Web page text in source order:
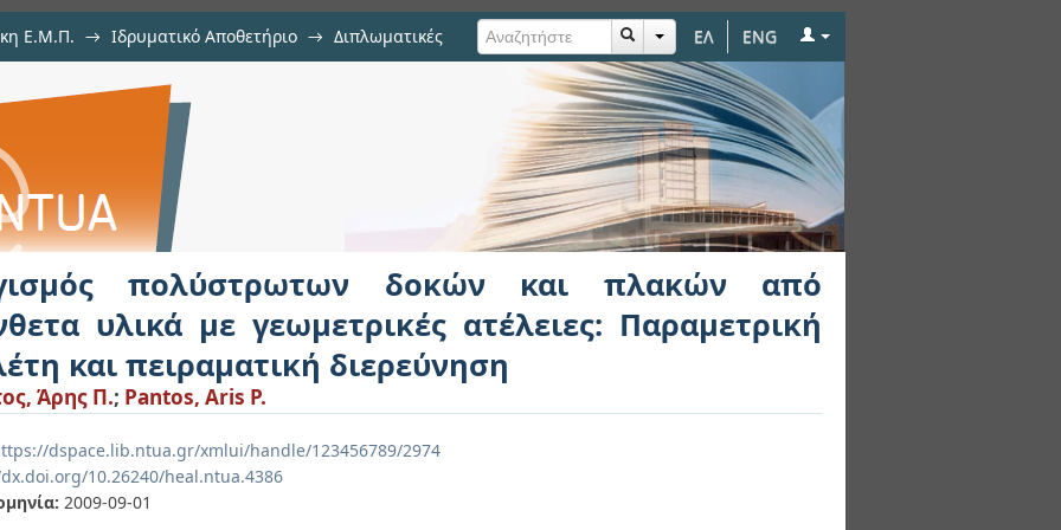
ΕΛ ENG
Ε.Μ.Π. → Ιδρυματικό Αποθετήριο → Διπλωματικές
δοκών και πλακών από σύνθετα υλικά με
Παραμετρική μελέτη και πειραματική διερεύνηση
πολύστρωτων δοκών και πλακών από
υλικά με γεωμετρικές ατέλειες: Παραμετρική
και πειραματική διερεύνηση
Άρης Π.; Pantos, Aris P.
dspace.lib.ntua.gr/xmlui/handle/123456789/2974
10.26240/heal.ntua.4386
2009-09-01